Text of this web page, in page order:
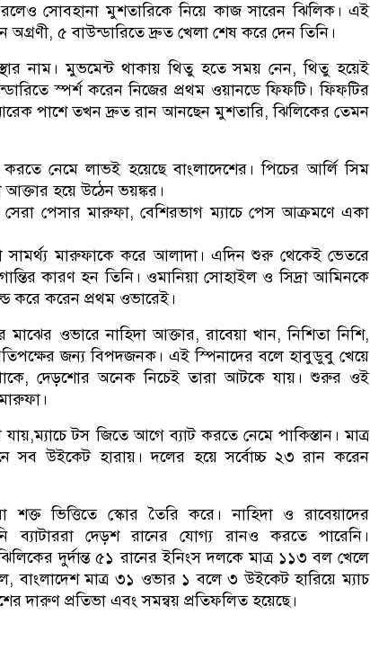
সোবহানা মুশতারিকে নিয়ে কাজ সারেন ঝিলিক। এই
৫ বাউন্ডারিতে দ্রুত খেলা শেষ করে দেন তিনি।
নাম। মুভমেন্ট থাকায় থিতু হতে সময় নেন, থিতু হয়েই
স্পর্শ করেন নিজের প্রথম ওয়ানডে ফিফটি। ফিফটির
পাশে তখন দ্রুত রান আনছেন মুশতারি, ঝিলিকের তেমন
নেমে লাভই হয়েছে বাংলাদেশের। পিচের আর্লি সিম
হয়ে উঠেন ভয়ঙ্কর।
পেসার মারুফা, বেশিরভাগ ম্যাচে পেস আক্রমণে একা
সামর্থ্য মারুফাকে করে আলাদা। এদিন শুরু থেকেই ভেতরে
কারণ হন তিনি। ওমানিয়া সোহাইল ও সিদ্রা আমিনকে
করে করেন প্রথম ওভারেই।
ওভারে নাহিদা আক্তার, রাবেয়া খান, নিশিতা নিশি,
জন্য বিপদজনক। এই স্পিনাদের বলে হাবুডুবু খেয়ে
থাকে, দেড়শোর অনেক নিচেই তারা আটকে যায়। শুরুর ওই
যায়,ম্যাচে টস জিতে আগে ব্যাট করতে নেমে পাকিস্তান। মাত্র
উইকেট হারায়। দলের হয়ে সর্বোচ্চ ২৩ রান করেন
শক্ত ভিত্তিতে স্কোর তৈরি করে। নাহিদা ও রাবেয়াদের
ব্যাটাররা দেড়শ রানের যোগ্য রানও করতে পারেনি।
দুর্দান্ত ৫১ রানের ইনিংস দলকে মাত্র ১১৩ বল খেলে
বাংলাদেশ মাত্র ৩১ ওভার ১ বলে ৩ উইকেট হারিয়ে ম্যাচ
দারুণ প্রতিভা এবং সমন্বয় প্রতিফলিত হয়েছে।